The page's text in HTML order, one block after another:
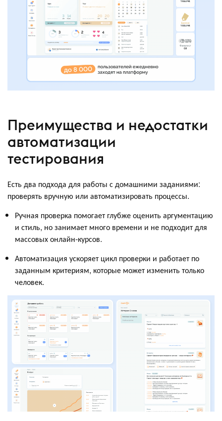
Преимущества и недостатки
автоматизации
тестирования
Есть два подхода для работы с домашними заданиями:
проверять вручную или автоматизировать процессы.
Ручная проверка помогает глубже оценить аргументацию
и стиль, но занимает много времени и не подходит для
массовых онлайн-курсов.
Автоматизация ускоряет цикл проверки и работает по
заданным критериям, которые может изменить только
человек.